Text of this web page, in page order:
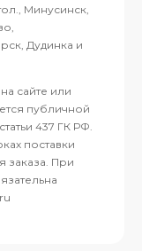
Минусинск,
Дудинка и
сайте или
публичной
437 ГК РФ.
поставки
заказа. При